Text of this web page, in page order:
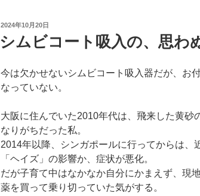
投
日:
2024年10月20日
シムビコート吸入の、思わ
今は欠かせないシムビコート吸入器だが、お
なっていない。
大阪に住んでいた2010年代は、飛来した黄砂
なりがちだった私。
2014年以降、シンガポールに行ってからは、
「ヘイズ」の影響か、症状が悪化。
だが子育て中はなかなか自分にかまえず、現
薬を買って乗り切っていた気がする。